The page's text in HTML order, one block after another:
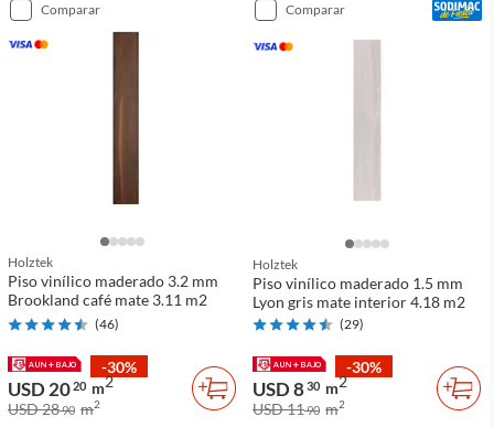
comparar
Holztek
Piso vinílico maderado 3.2 mm
Brookland café mate 3.11 m2
(46)
-30%
USD 2020 m2
USD 2890 m2
comparar
Holztek
Piso vinílico maderado 1.5 mm
Lyon gris mate interior 4.18 m2
(29)
-30%
USD 830 m2
USD 1190 m2